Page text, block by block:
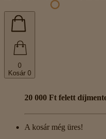
0
Kosár 0
20 000 Ft felett
A kosár még üres!